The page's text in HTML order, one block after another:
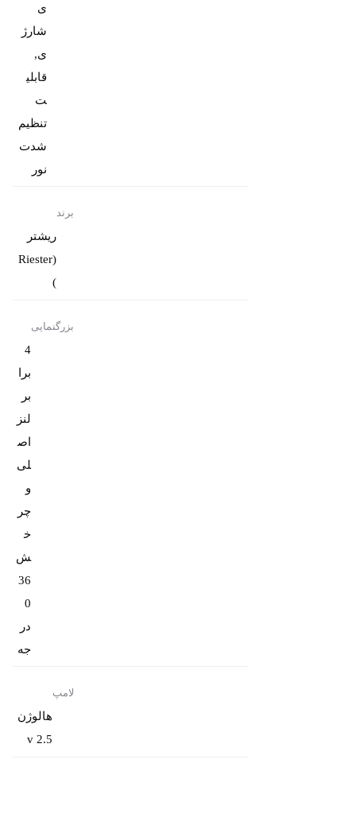
ی
شارژ
ی,
قابلی
ت
تنظیم
شدت
نور
برند
ریشتر
(Riester
)
بزرگنمایی
4
برا
بر
لنز
اص
لی
و
چر
خ
ش
36
0
در
جه
لامپ
هالوژن
v 2.5